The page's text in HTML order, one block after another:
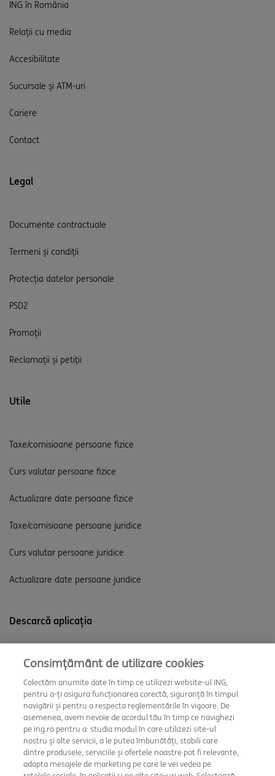
ING în România
Relații cu media
Accesibilitate
Sucursale și ATM-uri
Cariere
Contact
Legal
Documente contractuale
Termeni și condiții
Protecția datelor personale
PSD2
Promoții
Reclamații și petiții
Utile
Taxe/comisioane persoane fizice
Curs valutar persoane fizice
Actualizare date persoane fizice
Taxe/comisioane persoane juridice
Curs valutar persoane juridice
Actualizare date persoane juridice
Descarcă aplicația
Setări cookie
Consimțământ de utilizare cookies
Colectăm anumite date în timp ce utilizezi website-ul ING,
pentru a-ți asigura funcționarea corectă, siguranță în timpul
navigării și pentru a respecta reglementările în vigoare. De
asemenea, avem nevoie de acordul tău în timp ce navighezi
pe ing.ro pentru a: studia modul în care utilizezi site-ul
nostru și alte servicii, a le putea îmbunătăți, stabili care
dintre produsele, serviciile și ofertele noastre pot fi relevante,
adapta mesajele de marketing pe care le vei vedea pe